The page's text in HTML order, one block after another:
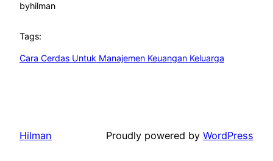
byhilman
Tags:
Cara Cerdas Untuk Manajemen Keuangan Keluarga
Hilman Proudly powered by WordPress